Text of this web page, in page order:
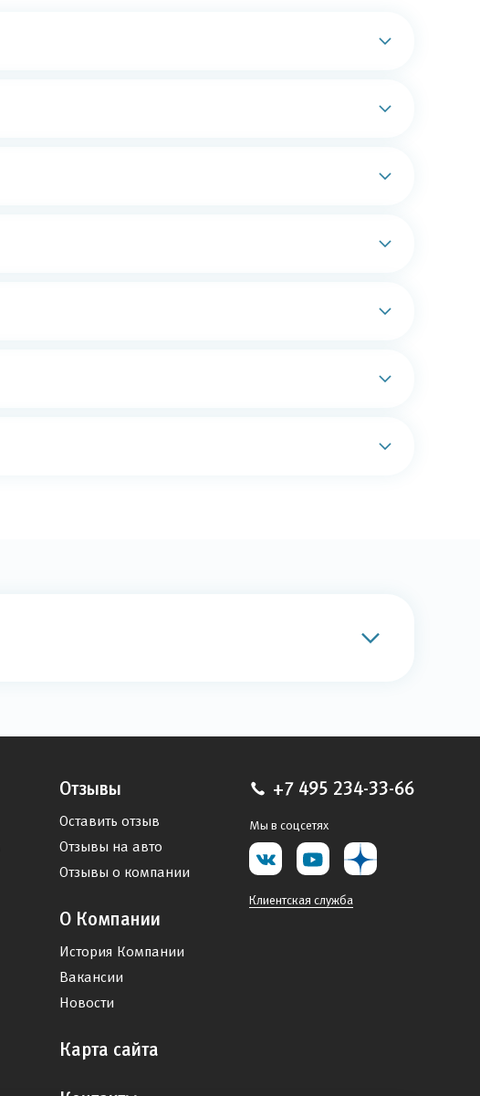
Отзывы
Оставить отзыв
Отзывы на авто
Отзывы о компании
О Компании
История Компании
Вакансии
Новости
Карта сайта
+7 495 234-33-66
Мы в соцсетях
Клиентская служба